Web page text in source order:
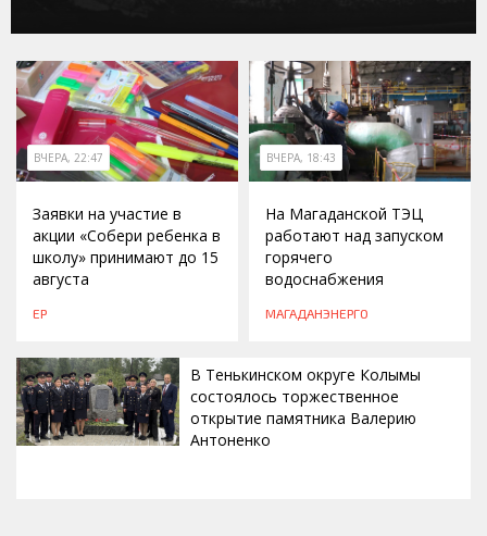
ВЧЕРА, 22:47
Заявки на участие в
акции «Собери ребенка в
школу» принимают до 15
августа
ЕР
ВЧЕРА, 18:43
На Магаданской ТЭЦ
работают над запуском
горячего
водоснабжения
МАГАДАНЭНЕРГО
В Тенькинском округе Колымы
состоялось торжественное
открытие памятника Валерию
Антоненко